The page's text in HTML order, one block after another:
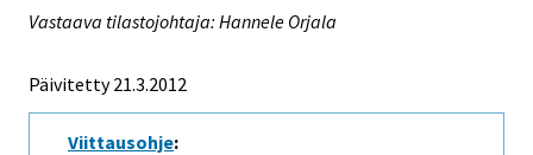
Vastaava tilastojohtaja: Hannele Orjala
Päivitetty 21.3.2012
Viittausohje: